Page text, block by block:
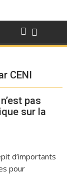
CENI
pas
sur la
d’importants
pour